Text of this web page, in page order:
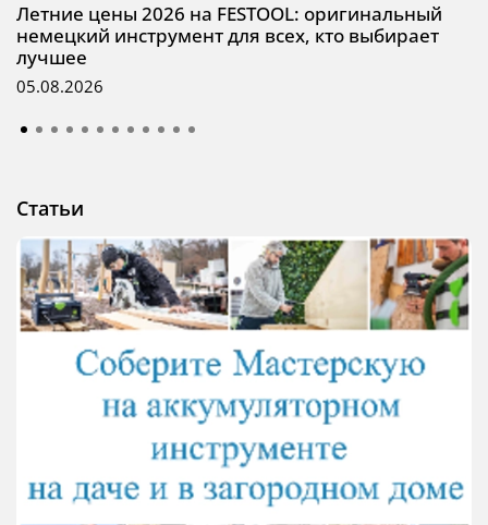
Летние цены 2026 на FESTOOL: оригинальный
немецкий инструмент для всех, кто выбирает
лучшее
05.08.2026
Статьи